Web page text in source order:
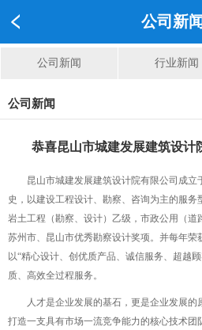
公司新闻
公司新闻 行业新闻
公司新闻
恭喜昆山市城建发展建筑设计
昆山市城建发展建筑设计院有限公司成立
史，以建设工程设计、勘察、咨询为主的服务
岩土工程（勘察、设计）乙级，市政公用（道
苏州市、昆山市优秀勘察设计奖项。并每年荣
以“精心设计、创优质产品、诚信服务、超越
质、高效全过程服务。
人才是企业发展的基石，更是企业发展
打造一支具有市场一流竞争能力的核心技术